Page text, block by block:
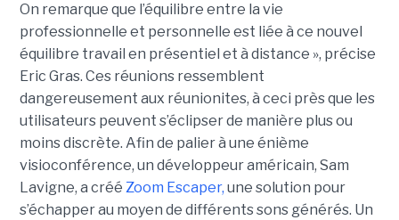
On remarque que l’équilibre entre la vie
professionnelle et personnelle est liée à ce nouvel
équilibre travail en présentiel et à distance », précise
Eric Gras. Ces réunions ressemblent
dangereusement aux réunionites, à ceci près que les
utilisateurs peuvent s’éclipser de manière plus ou
moins discrète. Afin de palier à une énième
visioconférence, un développeur américain, Sam
Lavigne, a créé Zoom Escaper, une solution pour
s’échapper au moyen de différents sons générés. Un